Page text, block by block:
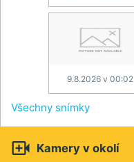
9.8.2026 v 00:02
Všechny snímky
 Kamery v okolí